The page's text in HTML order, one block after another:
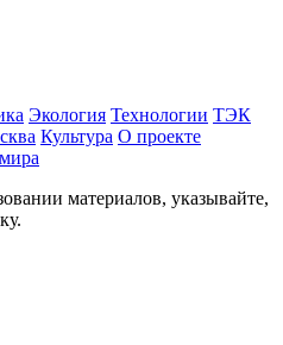
Экология Технологии ТЭК
Культура О проекте
материалов, указывайте,